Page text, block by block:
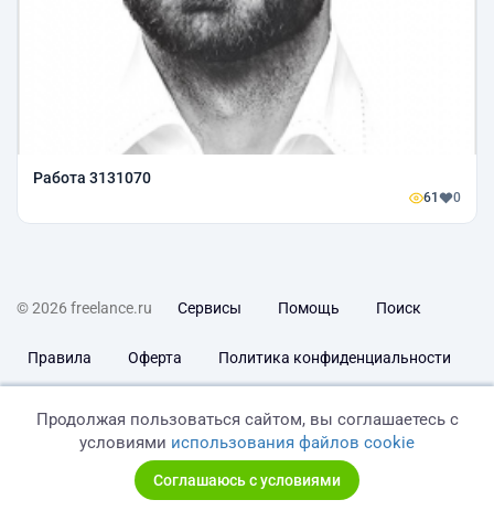
Работа 3131070
61 0
© 2026 freelance.ru Сервисы Помощь Поиск
Правила Оферта Политика конфиденциальности
Продолжая пользоваться сайтом, вы соглашаетесь с
условиями использования файлов cookie
Соглашаюсь с условиями